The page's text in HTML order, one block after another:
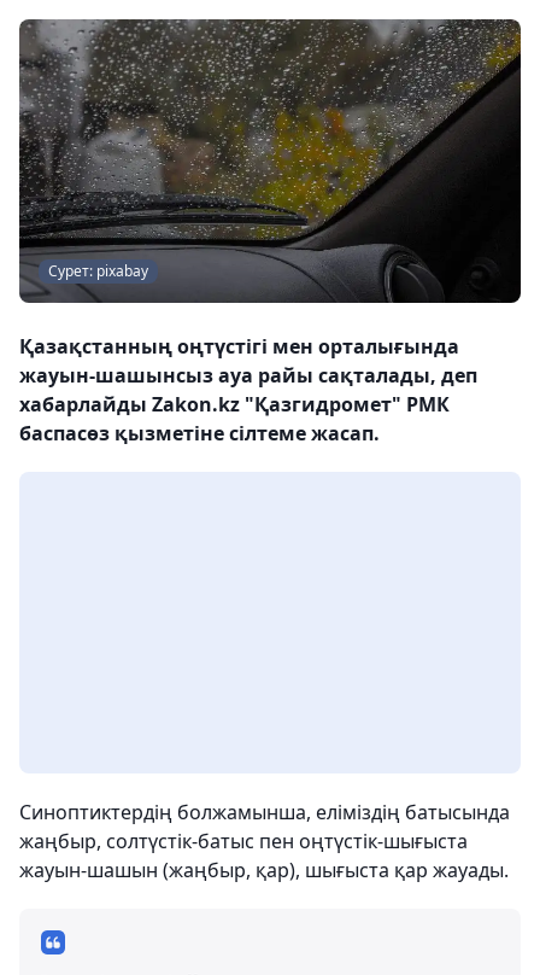
Сурет: pixabay
Қазақстанның оңтүстігі мен орталығында
жауын-шашынсыз ауа райы сақталады, деп
хабарлайды Zakon.kz "Қазгидромет" РМК
баспасөз қызметіне сілтеме жасап.
Синоптиктердің болжамынша, еліміздің батысында
жаңбыр, солтүстік-батыс пен оңтүстік-шығыста
жауын-шашын (жаңбыр, қар), шығыста қар жауады.